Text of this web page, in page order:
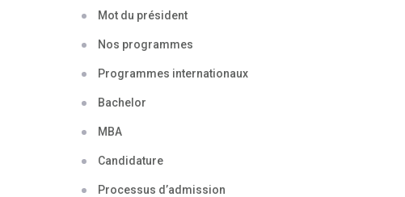
Mot du président
Nos programmes
Programmes internationaux
Bachelor
MBA
Candidature
Processus d’admission